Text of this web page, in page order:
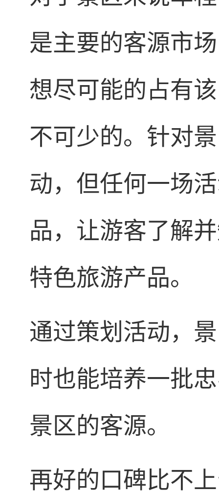
是主要的客源市
想尽可能的占有
不可少的。针对
动，但任何一场
品，让游客了解
特色旅游产品。
通过策划活动，
时也能培养一批
景区的客源。
再好的口碑比不